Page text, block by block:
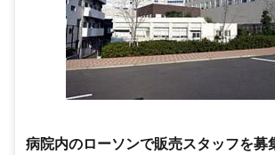
病院内のローソンで販売スタッフを募